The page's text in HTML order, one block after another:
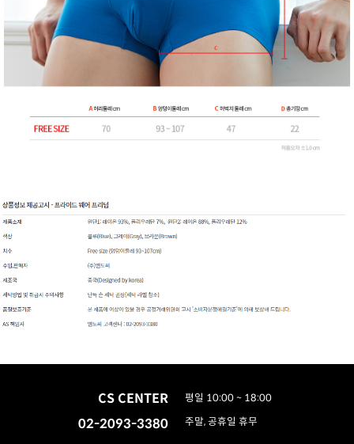
CS CENTER
02-2093-3380
평일 10:00 ~ 18:00
주말, 공휴일 휴무